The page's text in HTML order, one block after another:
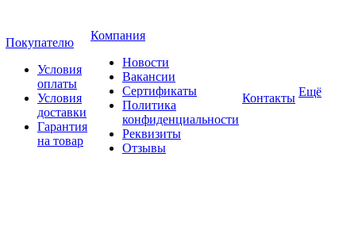
Покупателю
Условия
оплаты
Условия
доставки
Гарантия
на товар
Компания
Новости
Вакансии
Сертификаты
Политика
конфиденциальности
Реквизиты
Отзывы
Контакты Ещё